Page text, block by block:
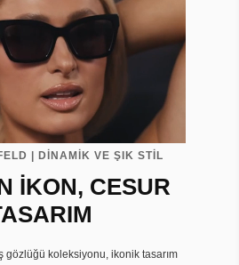
| DİNAMİK VE ŞIK STİL
İKON, CESUR
gözlüğü koleksiyonu, ikonik tasarım